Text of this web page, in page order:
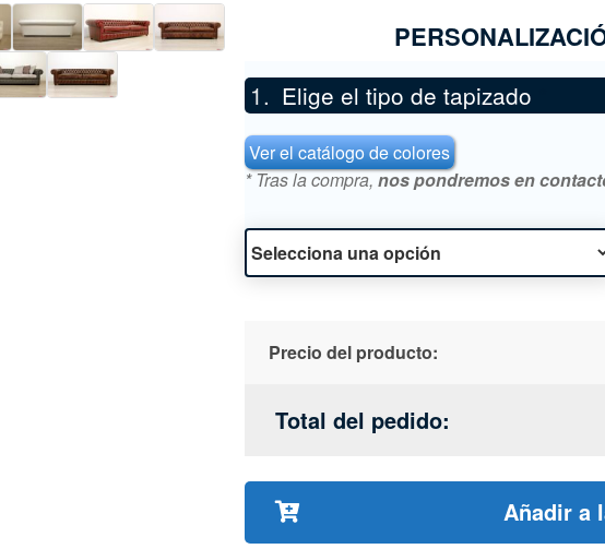
Elige el tipo de tapizado
Ver el catálogo de colores
* Tras la compra,nos pondremos en
Precio del producto:
Total del pedido:
Añadir a